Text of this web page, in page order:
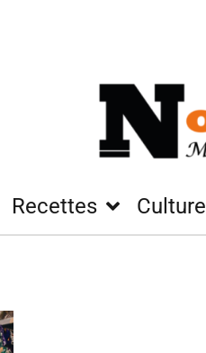
Recettes Culture